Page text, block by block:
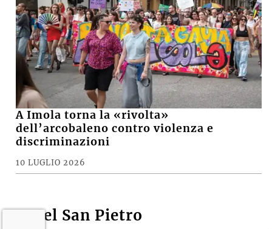
A Imola torna la «rivolta»
dell’arcobaleno contro violenza e
discriminazioni
10 LUGLIO 2026
Castel San Pietro